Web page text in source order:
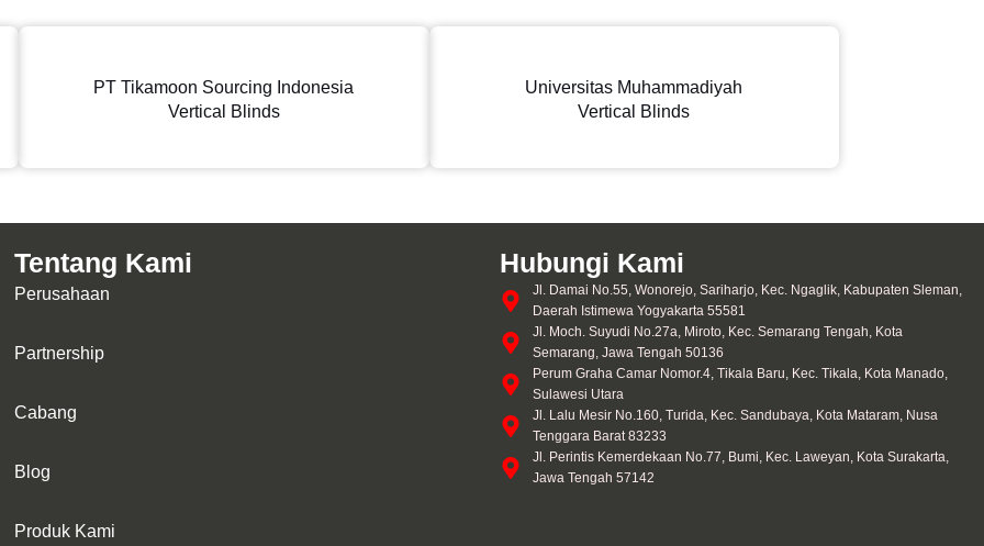
PT Tikamoon Sourcing Indonesia
Vertical Blinds
Universitas Muhammadiyah
Vertical Blinds
Tentang Kami
Perusahaan
Partnership
Cabang
Blog
Produk Kami
Hubungi Kami
Jl. Damai No.55, Wonorejo, Sariharjo, Kec. Ngaglik, Kabupaten Sleman,
Daerah Istimewa Yogyakarta 55581
Jl. Moch. Suyudi No.27a, Miroto, Kec. Semarang Tengah, Kota
Semarang, Jawa Tengah 50136
Perum Graha Camar Nomor.4, Tikala Baru, Kec. Tikala, Kota Manado,
Sulawesi Utara
Jl. Lalu Mesir No.160, Turida, Kec. Sandubaya, Kota Mataram, Nusa
Tenggara Barat 83233
Jl. Perintis Kemerdekaan No.77, Bumi, Kec. Laweyan, Kota Surakarta,
Jawa Tengah 57142